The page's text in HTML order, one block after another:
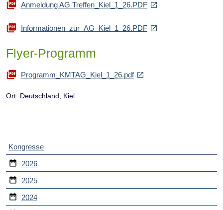
Anmeldung AG Treffen_Kiel_1_26.PDF
Informationen_zur_AG_Kiel_1_26.PDF
Flyer-Programm
Programm_KMTAG_Kiel_1_26.pdf
Ort: Deutschland, Kiel
Navigation
überspringen
Kongresse
2026
2025
2024